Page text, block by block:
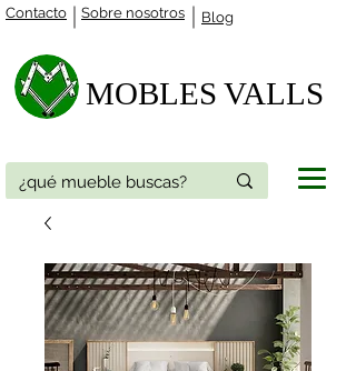
Contacto Blog
Sobre nosotros
MOBLES VALLS​